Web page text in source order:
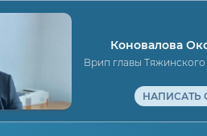
Коновалова
Врип главы
НАПИСАТЬ